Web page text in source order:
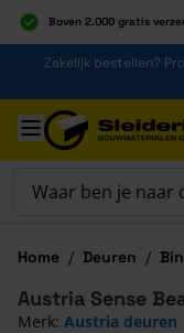
Boven 2.000 gratis
Al 40 jaar dé specialist
Alles onder één dak
Ga naar de inhoud
Zakelijk bestellen?
Ga naar hoofdinhoud
Home / Deuren /
Austria Sense
Merk: Austria deuren